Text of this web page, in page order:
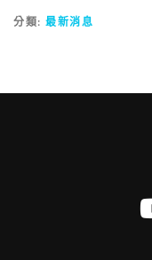
分類: 最新消息